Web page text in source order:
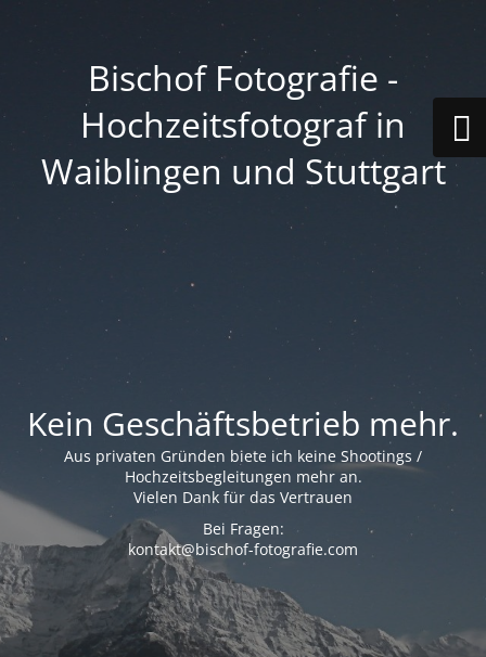
Bischof Fotografie -
Hochzeitsfotograf in
Waiblingen und Stuttgart
Kein Geschäftsbetrieb mehr.
Aus privaten Gründen biete ich keine Shootings /
Hochzeitsbegleitungen mehr an.
Vielen Dank für das Vertrauen
Bei Fragen:
kontakt@bischof-fotografie.com